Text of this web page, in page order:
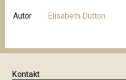
Autor Elisabeth Dutton
Kontakt